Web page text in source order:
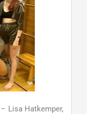
Lisa Hatkemper,